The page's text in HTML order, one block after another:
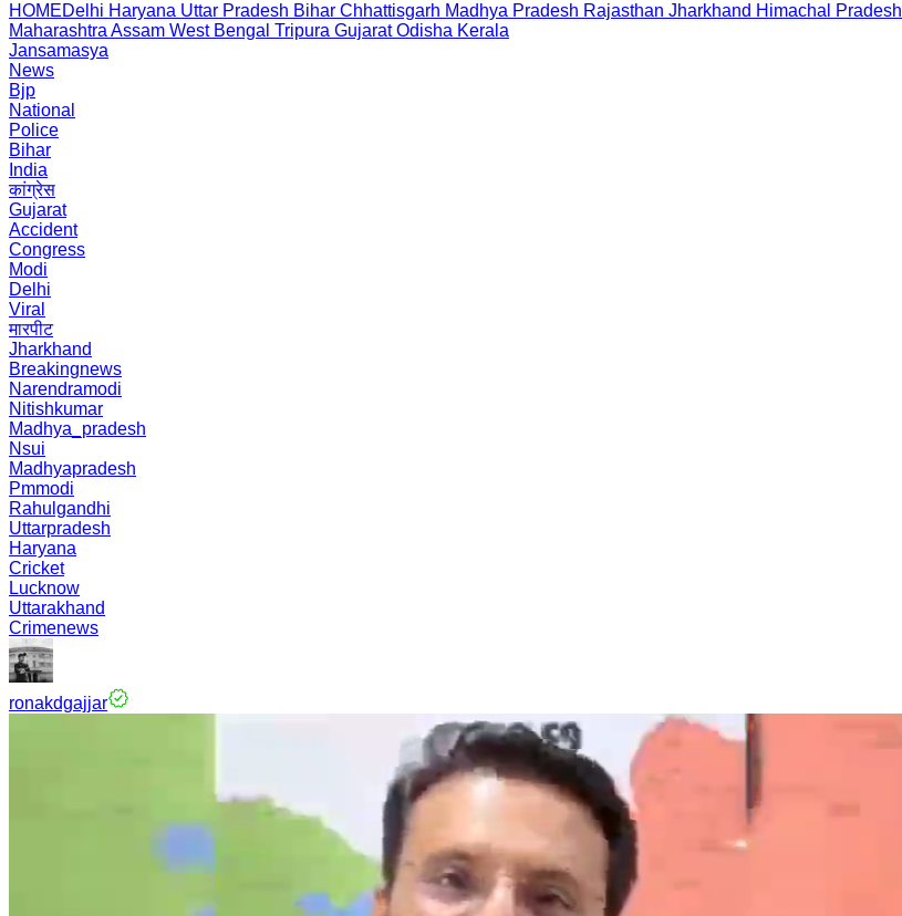
HOMEDelhi Haryana Uttar Pradesh Bihar Chhattisgarh Madhya Pradesh Rajasthan Jharkhand Himachal Pradesh
Maharashtra Assam West Bengal Tripura Gujarat Odisha Kerala
Jansamasya
News
Bjp
National
Police
Bihar
India
कांग्रेस
Gujarat
Accident
Congress
Modi
Delhi
Viral
मारपीट
Jharkhand
Breakingnews
Narendramodi
Nitishkumar
Madhya_pradesh
Nsui
Madhyapradesh
Pmmodi
Rahulgandhi
Uttarpradesh
Haryana
Cricket
Lucknow
Uttarakhand
Crimenews
ronakdgajjar